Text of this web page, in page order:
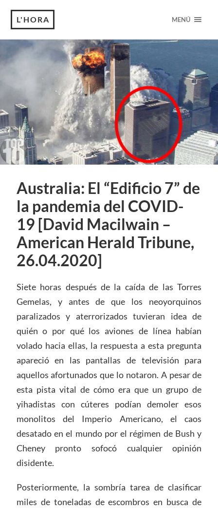
L'HORA MENÚ
Australia: El “Edificio 7” de
la pandemia del COVID-
19 [David Macilwain –
American Herald Tribune,
26.04.2020]
Siete horas después de la caída de las Torres
Gemelas, y antes de que los neoyorquinos
paralizados y aterrorizados tuvieran idea de
quién o por qué los aviones de línea habían
volado hacia ellas, la respuesta a esta pregunta
apareció en las pantallas de televisión para
aquellos afortunados que lo notaron. A pesar de
esta pista vital de cómo era que un grupo de
yihadistas con cúteres podían demoler esos
monolitos del Imperio Americano, el caos
desatado en el mundo por el régimen de Bush y
Cheney pronto sofocó cualquier opinión
disidente.
Posteriormente, la sombría tarea de clasificar
miles de toneladas de escombros en busca de